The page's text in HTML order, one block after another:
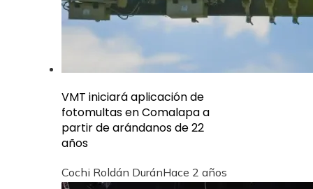
VMT iniciará aplicación de
fotomultas en Comalapa a
partir de arándanos de 22
años
Cochi Roldán DuránHace 2 años